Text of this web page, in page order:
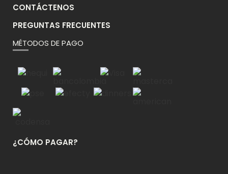
CONTÁCTENOS
PREGUNTAS FRECUENTES
MÉTODOS DE PAGO
¿CÓMO PAGAR?